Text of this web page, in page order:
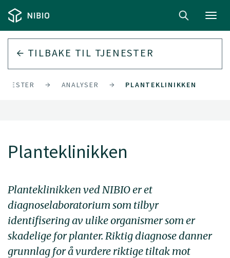
TILBAKE TIL TJENESTER
ANALYSER PLANTEKLINIKKEN
Planteklinikken
Planteklinikken ved NIBIO er et
diagnoselaboratorium som tilbyr
identifisering av ulike organismer som er
skadelige for planter. Riktig diagnose danner
grunnlag for å vurdere riktige tiltak mot